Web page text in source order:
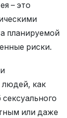
– это
планируемой
риски.
людей, как
или даже